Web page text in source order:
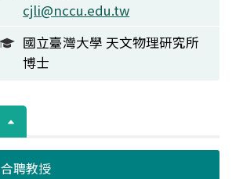
cjli@nccu.edu.tw
國立臺灣大學 天文物理研究所
博士
合聘教授